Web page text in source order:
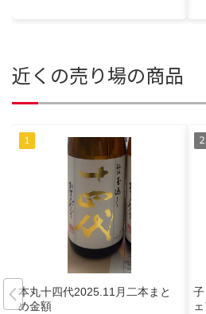
近くの売り場の商品
本丸十四代2025.11月二本まと
め金額